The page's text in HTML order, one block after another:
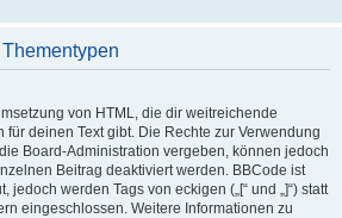
von HTML, die dir weitreichende
für deinen Text gibt. Die Rechte zur Verwendung
Board-Administration vergeben, können jedoch
Beitrag deaktiviert werden. BBCode ist
werden Tags von eckigen („[“ und „]“) statt
eingeschlossen. Weitere Informationen zu